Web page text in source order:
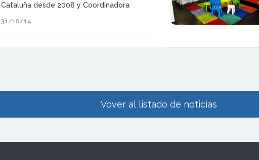
Cataluña desde 2008 y Coordinadora
recientemente Master Franchisor de
31/10/14
Vover al listado de noticias